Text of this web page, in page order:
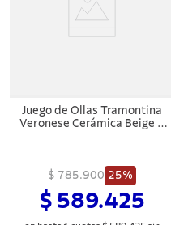
Juego de Ollas Tramontina
Veronese Cerámica Beige 6
$ 785.900 25%
$ 589.425